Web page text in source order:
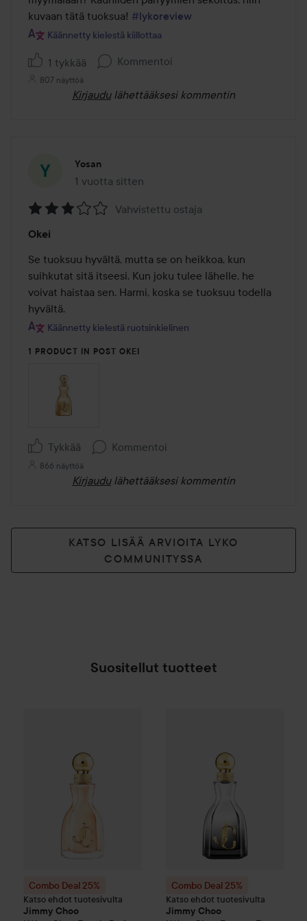
Pohjanuotit: Sammal, amber, santelipuu, gourmand-praliinit
60 ml
kuvaan tätä tuoksua! #lykoreview
Käännetty kielestä kiillottaa
1 tykkää Kommentoi
807 näyttöä
Kirjaudu lähettääksesi kommentin
Yosan
1 vuotta sitten
Viesti luotiin 1 vuotta sitten
3
/
5
Vahvistettu ostaja
Okei
Se tuoksuu hyvältä, mutta se on heikkoa, kun
suihkutat sitä itseesi. Kun joku tulee lähelle, he
voivat haistaa sen. Harmi, koska se tuoksuu todella
hyvältä.
Käännetty kielestä ruotsinkielinen
1 PRODUCT IN POST OKEI
Tykkää Kommentoi
866 näyttöä
Kirjaudu lähettääksesi kommentin
KATSO LISÄÄ ARVIOITA LYKO
COMMUNITYSSA
Suositellut tuotteet
Combo Deal 25%
Katso ehdot tuotesivulta
Jimmy Choo
Combo Deal 25%
Katso ehdot tuotesivulta
Jimmy Choo